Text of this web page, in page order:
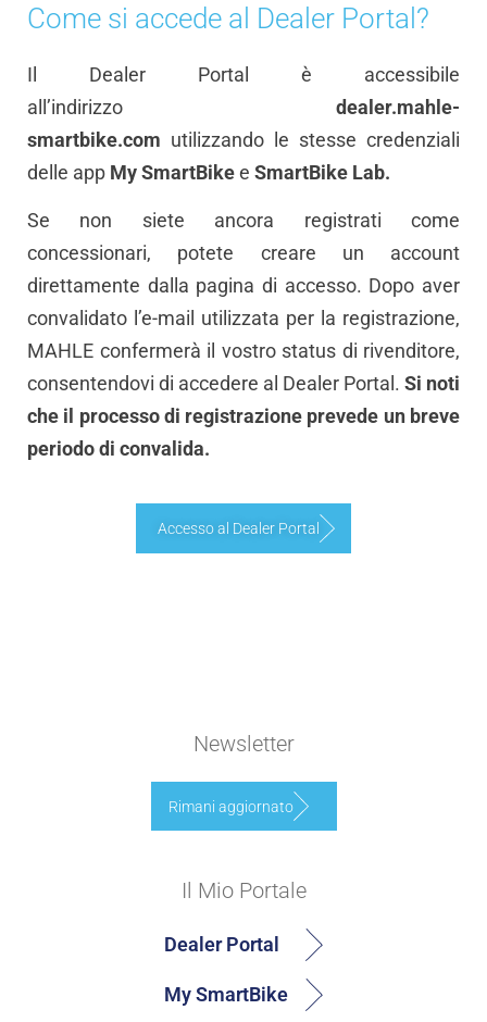
Come si accede al Dealer Portal?
Il Dealer Portal è accessibile
all’indirizzo dealer.mahle-
smartbike.com utilizzando le stesse credenziali
delle app My SmartBikee SmartBike Lab.
Se non siete ancora registrati come
concessionari, potete creare un account
direttamente dalla pagina di accesso. Dopo aver
convalidato l’e-mail utilizzata per la registrazione,
MAHLE confermerà il vostro status di rivenditore,
consentendovi di accedere al Dealer Portal. Si noti
che il processo di registrazione prevede un breve
periodo di convalida.
Accesso al Dealer Portal
Newsletter
Rimani aggiornato
Il Mio Portale
Dealer Portal
My SmartBike